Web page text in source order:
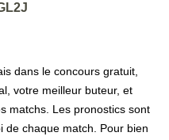
dans le concours gratuit,
votre meilleur buteur, et
matchs. Les pronostics sont
de chaque match. Pour bien